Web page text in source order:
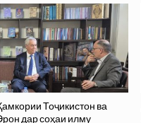
Тоҷикистон ва
дар соҳаи илму